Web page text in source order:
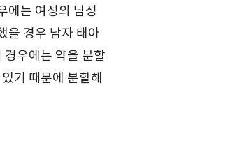
에는 여성의 남성
을 경우 남자 태아
경우에는 약을 분할
기 때문에 분할해